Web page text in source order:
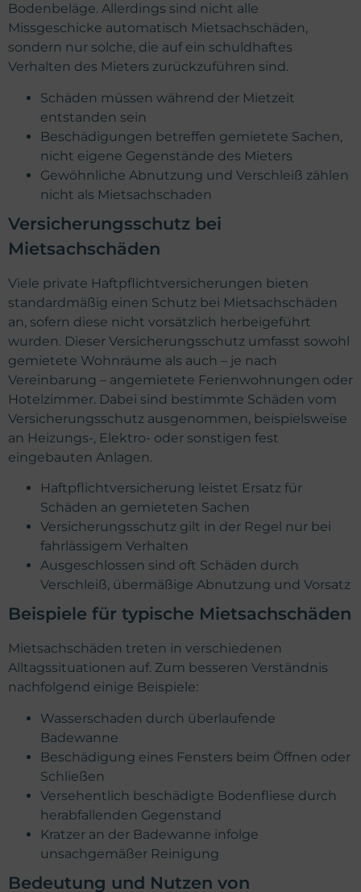
Bodenbeläge. Allerdings sind nicht alle
Missgeschicke automatisch Mietsachschäden,
sondern nur solche, die auf ein schuldhaftes
Verhalten des Mieters zurückzuführen sind.
Schäden müssen während der Mietzeit
entstanden sein
Beschädigungen betreffen gemietete Sachen,
nicht eigene Gegenstände des Mieters
Gewöhnliche Abnutzung und Verschleiß zählen
nicht als Mietsachschaden
Versicherungsschutz bei
Mietsachschäden
Viele private Haftpflichtversicherungen bieten
standardmäßig einen Schutz bei Mietsachschäden
an, sofern diese nicht vorsätzlich herbeigeführt
wurden. Dieser Versicherungsschutz umfasst sowohl
gemietete Wohnräume als auch – je nach
Vereinbarung – angemietete Ferienwohnungen oder
Hotelzimmer. Dabei sind bestimmte Schäden vom
Versicherungsschutz ausgenommen, beispielsweise
an Heizungs-, Elektro- oder sonstigen fest
eingebauten Anlagen.
Haftpflichtversicherung leistet Ersatz für
Schäden an gemieteten Sachen
Versicherungsschutz gilt in der Regel nur bei
fahrlässigem Verhalten
Ausgeschlossen sind oft Schäden durch
Verschleiß, übermäßige Abnutzung und Vorsatz
Beispiele für typische Mietsachschäden
Mietsachschäden treten in verschiedenen
Alltagssituationen auf. Zum besseren Verständnis
nachfolgend einige Beispiele:
Wasserschaden durch überlaufende
Badewanne
Beschädigung eines Fensters beim Öffnen oder
Schließen
Versehentlich beschädigte Bodenfliese durch
herabfallenden Gegenstand
Kratzer an der Badewanne infolge
unsachgemäßer Reinigung
Bedeutung und Nutzen von